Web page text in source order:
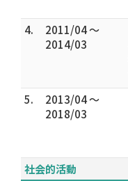
4.
2011/04 ～
2014/03
5.
2013/04 ～
2018/03
社会的活動